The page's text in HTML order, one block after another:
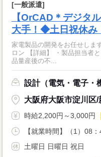
[一般派遣]
【OrCAD＊デジタ
大手！◆土日祝休み
家電製品の開発をお任せします。 【製品】 ドライヤー、ヘア
ロン 【詳細】 ・製品担当者として外注企業との折衝、進捗管理 ・製
品量産後の不...
設計（電気・電子・
大阪府大阪市淀川区/
時給2,200円～3,000円
【就業時間】（1）08
土曜日 日曜日 祝日